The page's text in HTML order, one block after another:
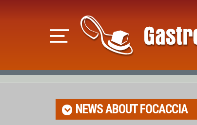
NEWS ABOUTFOCACCIA